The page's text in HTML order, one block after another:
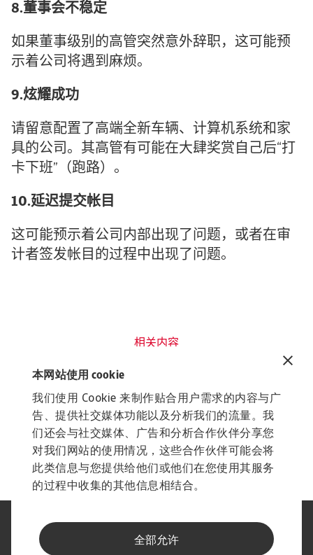
本网站使用 cookie
我们使用 Cookie 来制作贴合用户需求的内容与广
告、提供社交媒体功能以及分析我们的流量。我
们还会与社交媒体、广告和分析合作伙伴分享您
对我们网站的使用情况，这些合作伙伴可能会将
此类信息与您提供给他们或他们在您使用其服务
的过程中收集的其他信息相结合。
全部允许
8.董事会不稳定
如果董事级别的高管突然意外辞职，这可能预
示着公司将遇到麻烦。
9.炫耀成功
请留意配置了高端全新车辆、计算机系统和家
具的公司。其高管有可能在大肆奖赏自己后“打
卡下班”（跑路）。
10.延迟提交帐目
这可能预示着公司内部出现了问题，或者在审
计者签发帐目的过程中出现了问题。
相关内容
了解更多资讯
什么是信用风险
信用风险是指客户未能偿还欠款的风险。了解安卓贸易信用保险
如何助您减低信用风险。联络我们以获取免费报价和信用风险管
理咨询。
法律声明
网络信息安全
内容免责声明